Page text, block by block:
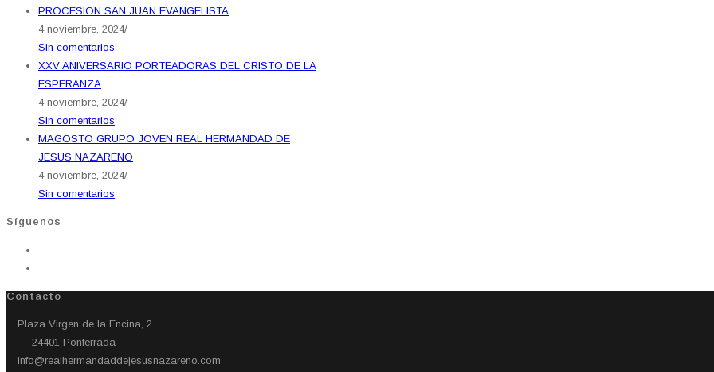
PROCESION SAN JUAN EVANGELISTA
4 noviembre, 2024/
Sin comentarios
XXV ANIVERSARIO PORTEADORAS DEL CRISTO DE LA
ESPERANZA
4 noviembre, 2024/
Sin comentarios
MAGOSTO GRUPO JOVEN REAL HERMANDAD DE
JESUS NAZARENO
4 noviembre, 2024/
Sin comentarios
Síguenos
Contacto
Plaza Virgen de la Encina, 2
24401 Ponferrada​
info@realhermandaddejesusnazareno.com